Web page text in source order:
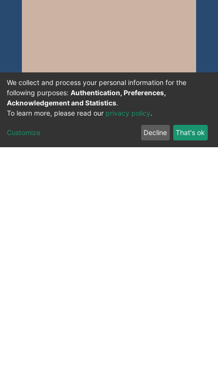
We collect and process your personal information for the
following purposes: Authentication, Preferences,
Acknowledgement and Statistics.
To learn more, please read our privacy policy.
Customize Decline That's ok